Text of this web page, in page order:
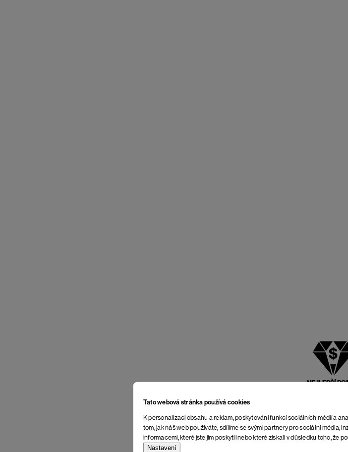
Tato webová stránka používá cookies
K personalizaci obsahu a reklam, poskytování funkcí sociálních médií a
tom, jak náš web používáte, sdílíme se svými partnery pro sociální média,
informacemi, které jste jim poskytli nebo které získali v důsledku toho, že
Nastavení
NEJLEPŠÍ